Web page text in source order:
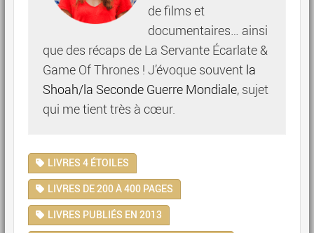
de films et
documentaires… ainsi
que des récaps de La Servante Écarlate &
Game Of Thrones ! J’évoque souvent la
Shoah/la Seconde Guerre Mondiale, sujet
qui me tient très à cœur.
LIVRES 4 ÉTOILES
LIVRES DE 200 À 400 PAGES
LIVRES PUBLIÉS EN 2013